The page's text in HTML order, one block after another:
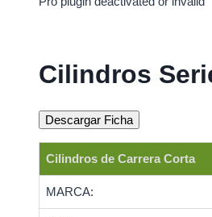
Cilindros
Descargar Ficha
Cilindros de Carrera Corta
MARCA: